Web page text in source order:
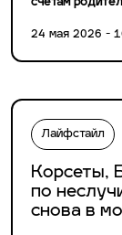
счетам
24 мая 2026 -
Лайфстайл
Корсеты,
по
снова в